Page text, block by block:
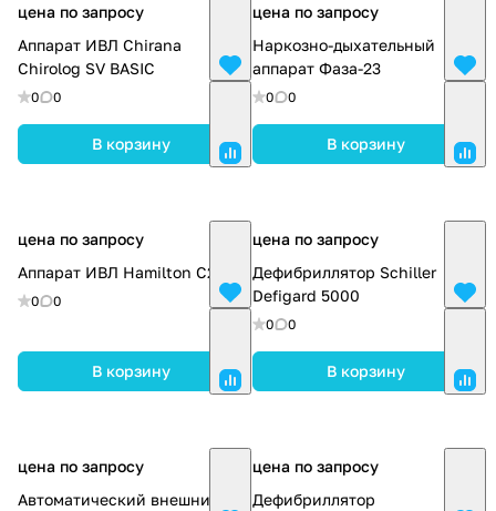
цена по запросу
Аппарат ИВЛ Chirana
Chirolog SV BASIC
0 0
В корзину
цена по запросу
Наркозно-дыхательный
аппарат Фаза-23
0 0
В корзину
цена по запросу
Аппарат ИВЛ Hamilton C2
0 0
В корзину
цена по запросу
Дефибриллятор Schiller
Defigard 5000
0 0
В корзину
цена по запросу
Автоматический внешний
цена по запросу
Дефибриллятор